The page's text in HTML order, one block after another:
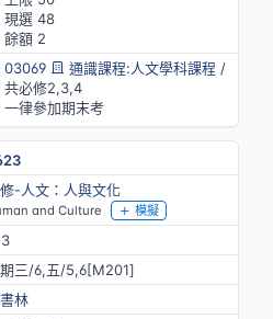
現選 48
餘額 2
03069
通識課程:人文學科課程 /
共必修2,3,4
一律參加期末考
-人文：人與文化
and Culture 模擬
三/6,五/5,6[M201]
林